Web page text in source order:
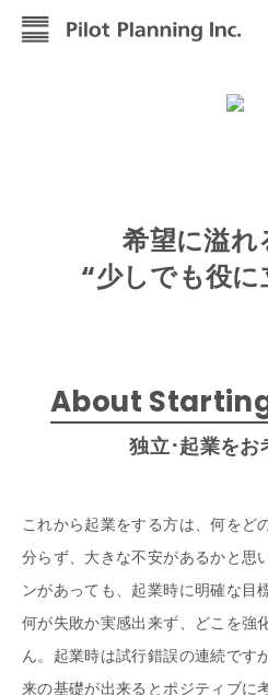
希望に溢れ
“少しでも役
About
独立･起業をお
これから起業をする方は、何をど
分らず、大きな不安があるかと思
ンがあっても、 起業時に明確な目
何が失敗か実感出来ず、 どこを強
ん。 起業時は試行錯誤の連続ですが
来の基礎が出来るとポジティブに